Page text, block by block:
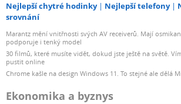
Nejlepší chytré hodinky Nejlepší telefony
srovnání
Marantz mění vnitřnosti svých AV receiverů. Mají
podporuje i tenký model
30 filmů, které musíte vidět, dokud jste ještě na světě.
pustit online
Chrome kašle na design Windows 11. To stejné ale dělá
Ekonomika a byznys